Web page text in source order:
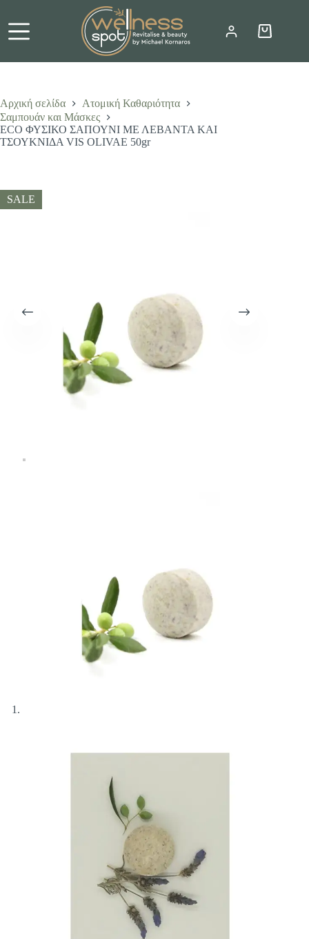
περιεχόμενο
Καλάθι
Αρχική σελίδα
Ατομική Καθαριότητα
Σαμπουάν και Μάσκες
ECO ΦΥΣΙΚΟ ΣΑΠΟΥΝΙ ΜΕ ΛΕΒΑΝΤΑ ΚΑΙ
ΤΣΟΥΚΝΙΔΑ VIS OLIVAE 50gr
SALE